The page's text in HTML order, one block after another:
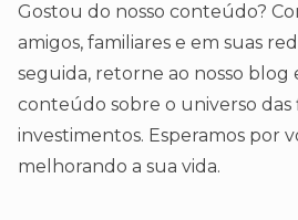
Gostou do nosso conteúdo?
amigos, familiares e em suas
seguida, retorne ao nosso blog
conteúdo sobre o universo das
investimentos. Esperamos por
melhorando a sua vida.